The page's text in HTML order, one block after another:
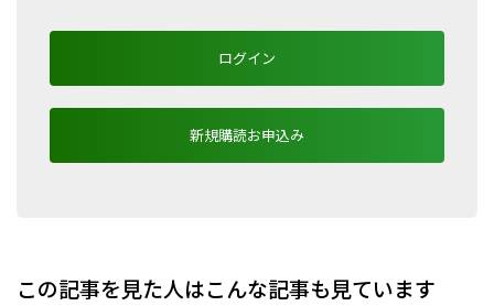
ログイン
新規購読お申込み
この記事を見た人はこんな記事も見ています